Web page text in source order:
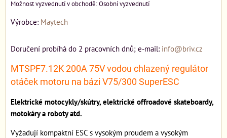
Osobní vyzvednutí
Výrobce: Maytech
Doručení probíhá do 2 pracovních dnů; e-mail: info@briv.cz
MTSPF7.12K 200A 75V vodou chlazený regulátor
otáček motoru na bázi V75/300 SuperESC
Elektrické motocykly/skútry, elektrické offroadové skateboardy,
motokáry a roboty atd.
Vyžadují kompaktní ESC s vysokým proudem a vysokým